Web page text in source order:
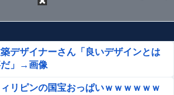
築デザイナーさん「良いデザインとは
だ」→画像
ィリピンの国宝おっぱいｗｗｗｗｗｗ